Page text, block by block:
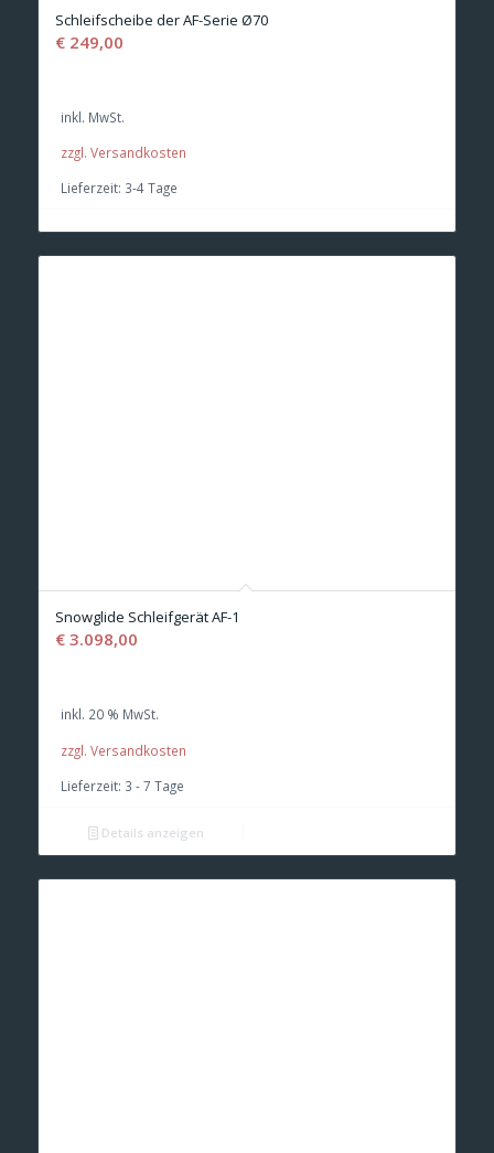
Schleifscheibe der AF-Serie Ø70
€249,00
inkl. MwSt.
zzgl. Versandkosten
Lieferzeit: 3-4 Tage
Snowglide Schleifgerät AF-1
€3.098,00
inkl. 20 % MwSt.
zzgl. Versandkosten
Lieferzeit: 3 - 7 Tage
Details anzeigen